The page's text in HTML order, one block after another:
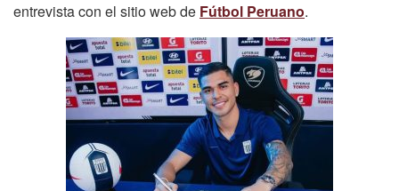
entrevista con el sitio web de Fútbol Peruano.